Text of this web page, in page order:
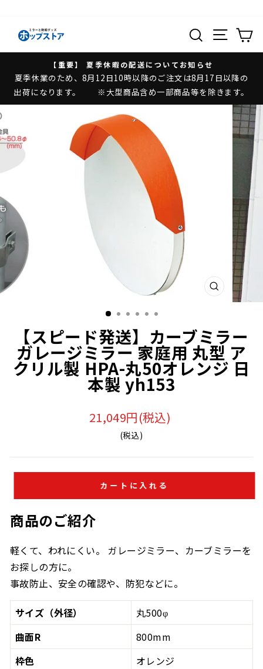
ッ
す
る
検索する
【重要】 夏季休暇の配送についてお知らせ
夏季休業のため、8月12日10時以降のご注文は8月17日以降の
出荷になります。 ※大型商品含め一部商品等を除きます。
閉
【スピード発送】カーブミラー
ガレージミラー 家庭用 丸型 ア
クリル製 HPA-丸50オレンジ 日
本製 yh153
21,049円(税込)
(税込)
カートに入れる
商品のご紹介
軽くて、われにくい。 ガレージミラー、カーブミラーを
お探しの方に。
事故防止、安全の確認や、防犯などに。
サイズ（外径）
丸500φ
曲面R
800mm
枠色
オレンジ